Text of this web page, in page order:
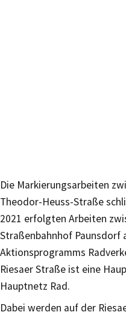
Die Markierungsarbeiten
Theodor-Heuss-Straße
2021 erfolgten Arbeiten
Straßenbahnhof Paunsdorf
Aktionsprogramms
Riesaer Straße ist eine
Hauptnetz Rad.
Dabei werden auf der